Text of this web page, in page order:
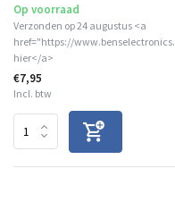
Op voorraad
Verzonden op 24 augustus <a
href="https://
hier</a>
€7,95
Incl. btw